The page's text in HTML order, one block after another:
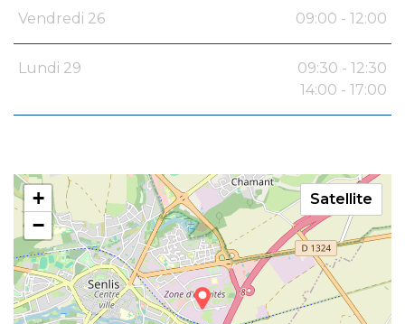
Vendredi 26
09:00 - 12:00
Lundi 29
09:30 - 12:30
14:00 - 17:00
+
−
Satellite